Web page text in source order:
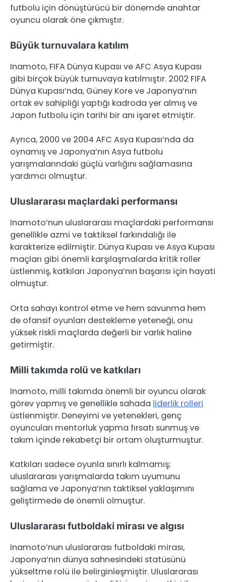
futbolu için dönüştürücü bir dönemde anahtar
oyuncu olarak öne çıkmıştır.
Büyük turnuvalara katılım
Inamoto, FIFA Dünya Kupası ve AFC Asya Kupası
gibi birçok büyük turnuvaya katılmıştır. 2002 FIFA
Dünya Kupası’nda, Güney Kore ve Japonya’nın
ortak ev sahipliği yaptığı kadroda yer almış ve
Japon futbolu için tarihi bir anı işaret etmiştir.
Ayrıca, 2000 ve 2004 AFC Asya Kupası’nda da
oynamış ve Japonya’nın Asya futbolu
yarışmalarındaki güçlü varlığını sağlamasına
yardımcı olmuştur.
Uluslararası maçlardaki performansı
Inamoto’nun uluslararası maçlardaki performansı
genellikle azmi ve taktiksel farkındalığı ile
karakterize edilmiştir. Dünya Kupası ve Asya Kupası
maçları gibi önemli karşılaşmalarda kritik roller
üstlenmiş, katkıları Japonya’nın başarısı için hayati
olmuştur.
Orta sahayı kontrol etme ve hem savunma hem
de ofansif oyunları destekleme yeteneği, onu
yüksek riskli maçlarda değerli bir varlık haline
getirmiştir.
Milli takımda rolü ve katkıları
Inamoto, milli takımda önemli bir oyuncu olarak
görev yapmış ve genellikle sahada liderlik rolleri
üstlenmiştir. Deneyimi ve yetenekleri, genç
oyuncuları mentorluk yapma fırsatı sunmuş ve
takım içinde rekabetçi bir ortam oluşturmuştur.
Katkıları sadece oyunla sınırlı kalmamış;
uluslararası yarışmalarda takım uyumunu
sağlama ve Japonya’nın taktiksel yaklaşımını
geliştirmede de önemli olmuştur.
Uluslararası futboldaki mirası ve algısı
Inamoto’nun uluslararası futboldaki mirası,
Japonya’nın dünya sahnesindeki statüsünü
yükseltme rolü ile belirginleşmiştir. Uluslararası